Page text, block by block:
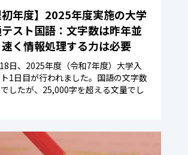
初年度】2025年度実施の大学
スト国語：文字数は昨年並
く情報処理する力は必要
日、2025年度（令和7年度）大学入
1日目が行われました。国語の文字数
したが、25,000字を超える文量でし